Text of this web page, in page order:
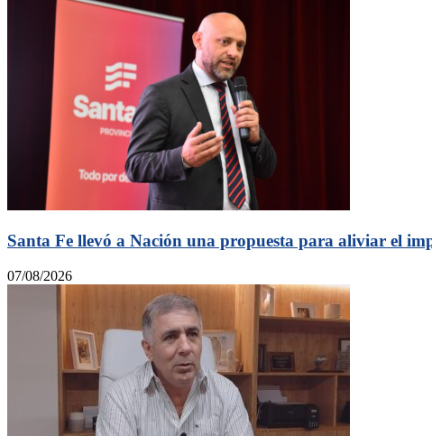
Santa Fe llevó a Nación una propuesta para aliviar el
07/08/2026